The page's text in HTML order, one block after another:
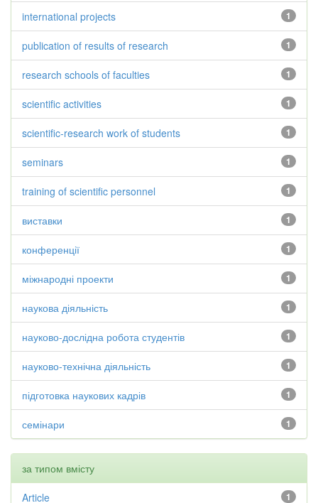
1
international projects
1
publication of results of research
1
research schools of faculties
1
scientific activities
1
scientific-research work of students
1
seminars
1
training of scientific personnel
1
виставки
1
конференції
1
міжнародні проекти
1
наукова діяльність
1
науково-дослідна робота студентів
1
науково-технічна діяльність
1
підготовка наукових кадрів
1
семінари
за типом вмісту
1
Article